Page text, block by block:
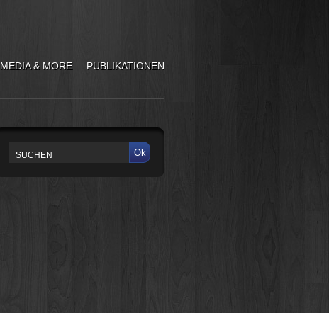
MEDIA & MORE PUBLIKATIONEN
Ok